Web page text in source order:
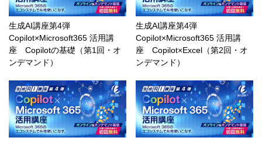
生成AI講座第4弾
Copilot×Microsoft365 活用講
座 Copilotの基礎（第1回・オ
ンデマンド）
生成AI講座第4弾
Copilot×Microsoft365 活用講
座 Copilot×Excel（第2回・オ
ンデマンド）